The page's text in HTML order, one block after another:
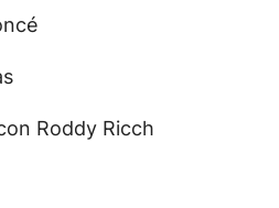
Roddy Ricch